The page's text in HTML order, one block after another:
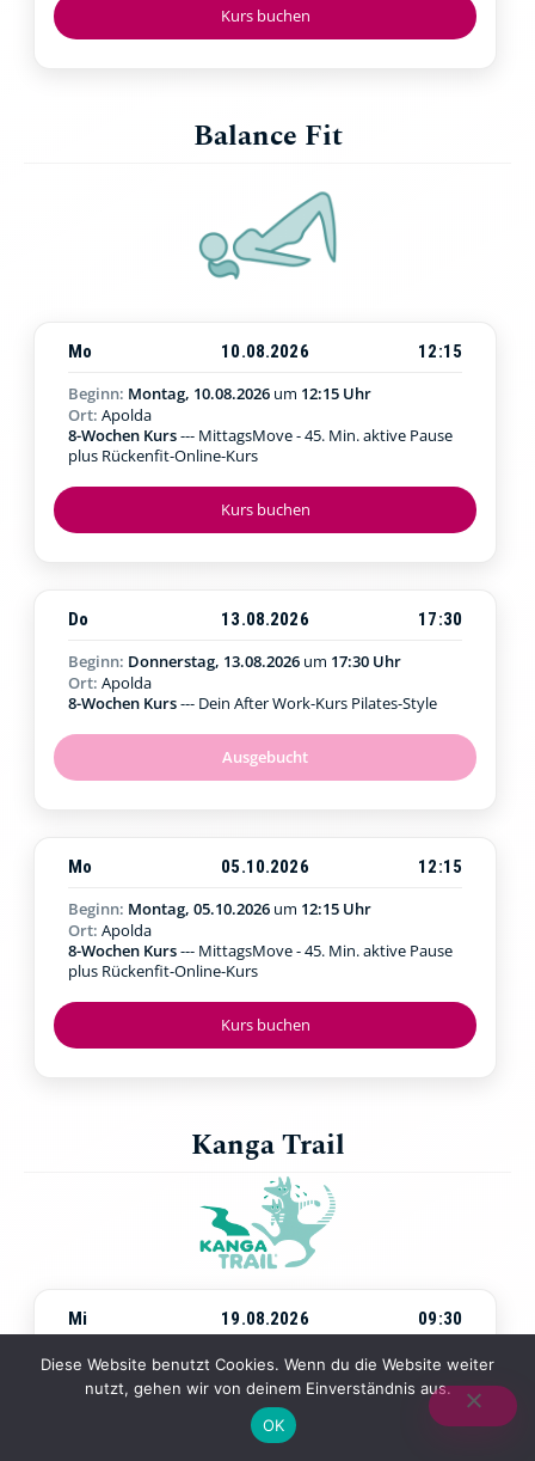
Kurs buchen
Balance Fit
Kurs buchen
Mo 10.08.2026
12:15
Beginn: Montag, 10.08.2026 um 12:15 Uhr
Ort: Apolda
8-Wochen Kurs--- MittagsMove - 45. Min. aktive Pause
plus Rückenfit-Online-Kurs
Ausgebucht
Do 13.08.2026
17:30
Beginn: Donnerstag, 13.08.2026 um 17:30 Uhr
Ort: Apolda
8-Wochen Kurs--- Dein After Work-Kurs Pilates-Style
Kurs buchen
Mo 05.10.2026
12:15
Beginn: Montag, 05.10.2026 um 12:15 Uhr
Ort: Apolda
8-Wochen Kurs--- MittagsMove - 45. Min. aktive Pause
plus Rückenfit-Online-Kurs
Kanga Trail
Mi 19.08.2026
09:30
Beginn:Mittwoch, 19.08.2026um09:30 Uhr
Ort:Jena Paradies
4-Wochen-Kurs
--- Walking & Kraftübungen in der Natur
Diese Website benutzt Cookies. Wenn du die Website weiter
nutzt, gehen wir von deinem Einverständnis aus.
OK